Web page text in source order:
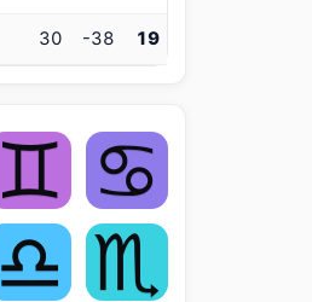
30 -38 19
♊ ♋
♎ ♏